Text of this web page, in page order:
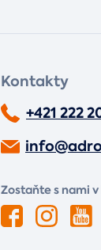
Kontakty
+421 222
Zostaňte s nami